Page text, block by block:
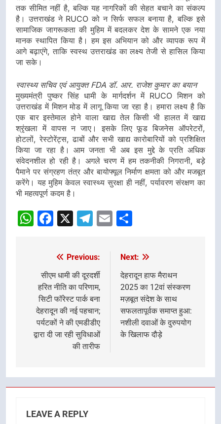
तक सीमित नहीं है, बल्कि यह नागरिकों की सेहत बचाने का संकल्प
है। उत्तराखंड ने RUCO को न सिर्फ सफल बनाया है, बल्कि इसे
सामाजिक जागरूकता की मुहिम में बदलकर देश के सामने एक नया
मानक स्थापित किया है। हम इस अभियान को और व्यापक रूप में
आगे बढ़ाएंगे, ताकि स्वस्थ उत्तराखंड का लक्ष्य तेजी से हासिल किया
जा सके।
स्वास्थ्य सचिव एवं आयुक्त FDA डॉ. आर. राजेश कुमार का बयान
मुख्यमंत्री पुष्कर सिंह धामी के मार्गदर्शन में RUCO मिशन को
उत्तराखंड में मिशन मोड में लागू किया जा रहा है। हमारा लक्ष्य है कि
एक बार इस्तेमाल होने वाला खाद्य तेल किसी भी हालत में खाद्य
श्रृंखला में वापस न जाए। इसके लिए फूड बिजनेस ऑपरेटरों,
होटलों, रेस्टोरेंट्स, ढाबों और सभी खाद्य कारोबारियों को प्रशिक्षित
किया जा रहा है। आम जनता भी अब इस मुद्दे के प्रति अधिक
संवेदनशील हो रही है। अगले चरण में हम तकनीकी निगरानी, बड़े
पैमाने पर संग्रहण तंत्र और बायोफ्यूल निर्माण क्षमता को और मजबूत
करेंगे। यह मुहिम केवल स्वास्थ्य सुरक्षा ही नहीं, पर्यावरण संरक्षण का
भी महत्वपूर्ण कदम है।
WhatsApp
Facebook
X Telegram
Email
navigation
Previous:
सीएम धामी की दूरदर्शी
हरित नीति का परिणाम,
सिटी फॉरेस्ट पार्क बना
देहरादून की नई पहचान;
पर्यटकों ने की एमडीडीए
द्वारा दी जा रही सुविधाओं
की तारीफ
Next:
देहरादून हाफ मैराथन
2025 का 12वां संस्करण
मज़बूत संदेश के साथ
सफलतापूर्वक समाप्त हुआ:
नशीली दवाओं के दुरुपयोग
के खिलाफ दौड़े
LEAVE A REPLY